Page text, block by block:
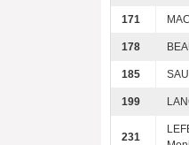
171
178
185
199
231